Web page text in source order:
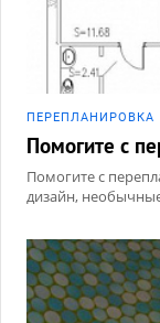
ПЕРЕПЛАНИРОВКА
Помогите с
Помогите с
дизайн,